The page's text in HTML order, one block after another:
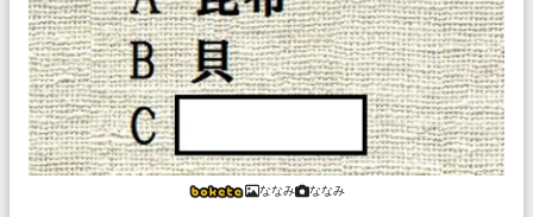
ななみ ななみ